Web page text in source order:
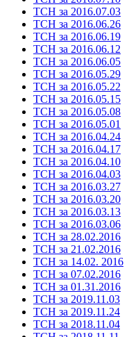
ТСН за 2016.07.03
ТСН за 2016.06.26
ТСН за 2016.06.19
ТСН за 2016.06.12
ТСН за 2016.06.05
ТСН за 2016.05.29
ТСН за 2016.05.22
ТСН за 2016.05.15
ТСН за 2016.05.08
ТСН за 2016.05.01
ТСН за 2016.04.24
ТСН за 2016.04.17
ТСН за 2016.04.10
ТСН за 2016.04.03
ТСН за 2016.03.27
ТСН за 2016.03.20
ТСН за 2016.03.13
ТСН за 2016.03.06
ТСН за 28.02.2016
ТСН за 21.02.2016
ТСН за 14.02. 2016
ТСН за 07.02.2016
ТСН за 01.31.2016
ТСН за 2019.11.03
ТСН за 2019.11.24
ТСН за 2018.11.04